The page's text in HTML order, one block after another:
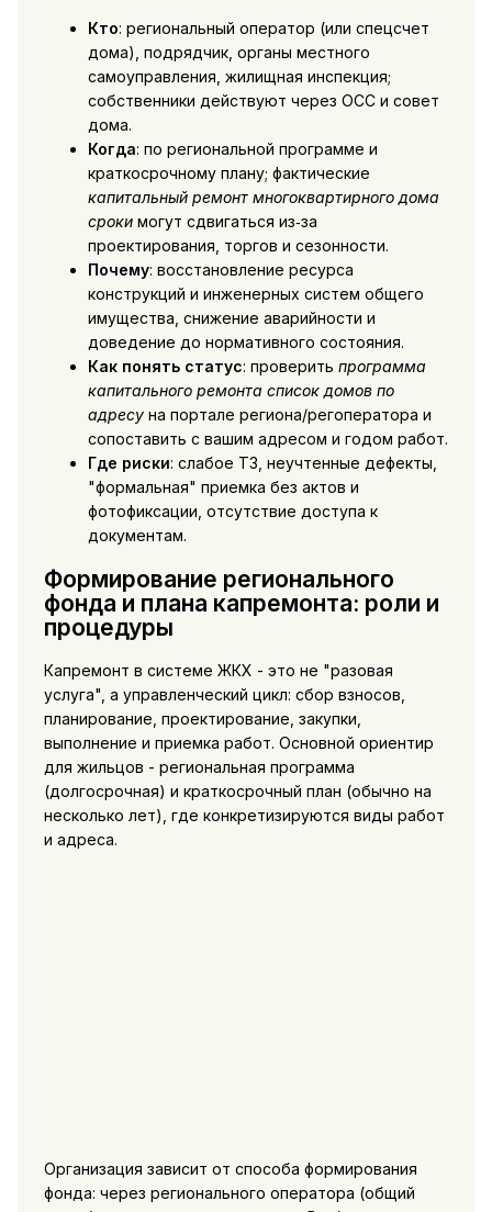
Кто: региональный оператор (или спецсчет
дома), подрядчик, органы местного
самоуправления, жилищная инспекция;
собственники действуют через ОСС и совет
дома.
Когда: по региональной программе и
краткосрочному плану; фактические
капитальный ремонт многоквартирного дома
срокимогут сдвигаться из‑за
проектирования, торгов и сезонности.
Почему: восстановление ресурса
конструкций и инженерных систем общего
имущества, снижение аварийности и
доведение до нормативного состояния.
Как понять статус: проверить программа
капитального ремонта список домов по
адресуна портале региона/регоператора и
сопоставить с вашим адресом и годом работ.
Где риски: слабое ТЗ, неучтенные дефекты,
"формальная" приемка без актов и
фотофиксации, отсутствие доступа к
документам.
Формирование регионального
фонда и плана капремонта: роли и
процедуры
Капремонт в системе ЖКХ - это не "разовая
услуга", а управленческий цикл: сбор взносов,
планирование, проектирование, закупки,
выполнение и приемка работ. Основной ориентир
для жильцов - региональная программа
(долгосрочная) и краткосрочный план (обычно на
несколько лет), где конкретизируются виды работ
и адреса.
Организация зависит от способа формирования
фонда: через регионального оператора (общий